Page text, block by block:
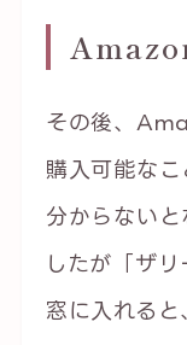
その後、
購入可能な
分からない
したが「ザ
窓に入れると